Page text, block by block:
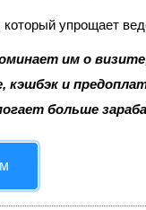
упрощает
им о
кэшбэк и
больше